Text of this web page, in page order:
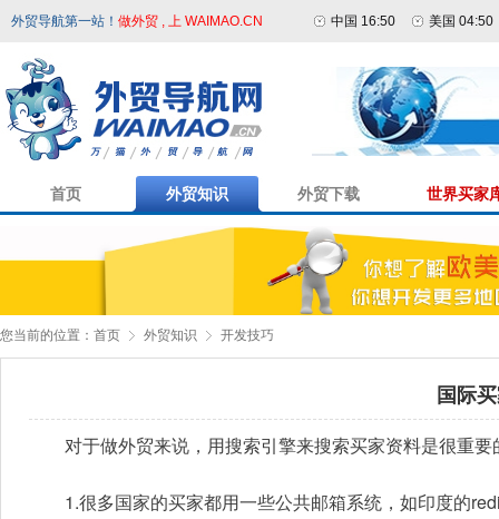
外贸导航第一站！ 做外贸 , 上 WAIMAO.CN 中国 16:50 美国 04:50
首页 外贸知识 外贸下载 世界买家
您当前的位置： 首页 外贸知识 开发技巧
国际
对于做外贸来说，用搜索引擎来搜索买家资料是很重
1.很多国家的买家都用一些公共邮箱系统，如印度的